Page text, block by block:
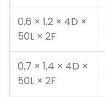
0,6 × 1,2 × 4D ×
50L × 2F
0,7 × 1,4 × 4D ×
50L × 2F